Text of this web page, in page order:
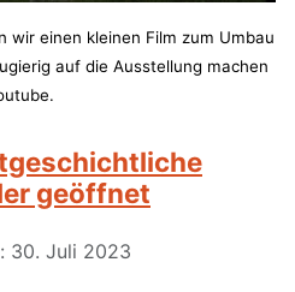
wir einen kleinen Film zum Umbau
auf die Ausstellung machen
geöffnet
30. Juli 2023